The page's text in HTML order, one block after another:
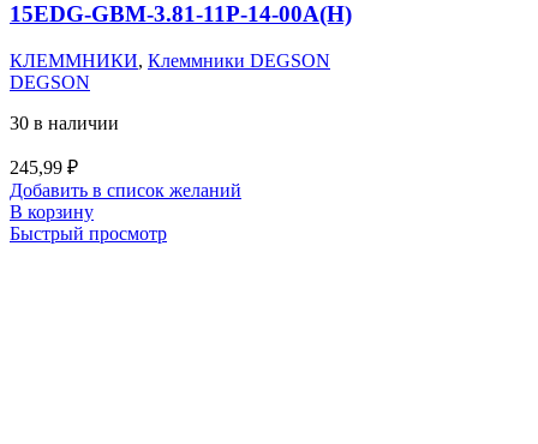
15EDG-GBM-3.81-11P-14-00A(H)
КЛЕММНИКИ, Клеммники DEGSON
DEGSON
30 в наличии
245,99 ₽
Добавить в список желаний
В корзину
Быстрый просмотр